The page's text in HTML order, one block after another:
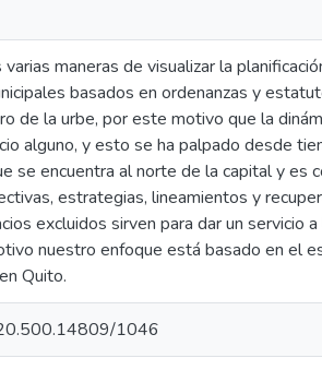
maneras de visualizar la
basados en ordenanzas y
de la urbe, por este motivo que la
alguno, y esto se ha palpado desde
se encuentra al norte de la capital y es
estrategias, lineamientos y
excluidos sirven para dar un servicio
nuestro enfoque está basado en el
Quito.
1046